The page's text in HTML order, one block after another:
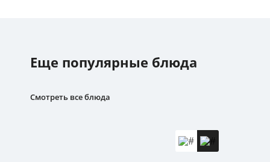
Еще популярные блюда
Смотреть все блюда